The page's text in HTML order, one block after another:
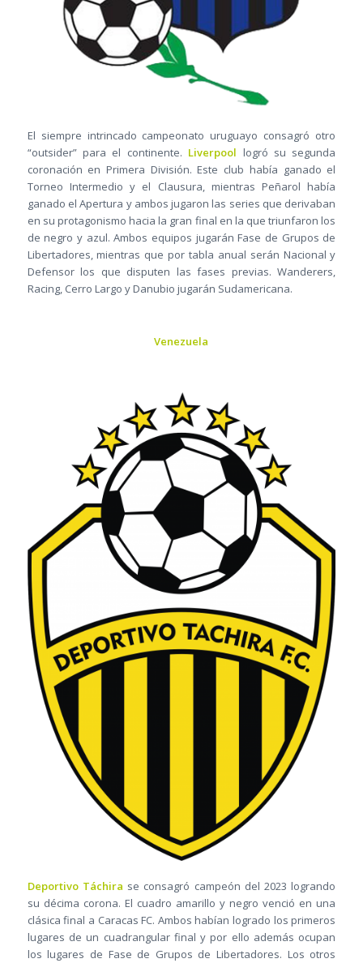
El siempre intrincado campeonato uruguayo consagró otro
“outsider” para el continente. Liverpool logró su segunda
coronación en Primera División. Este club había ganado el
Torneo Intermedio y el Clausura, mientras Peñarol había
ganado el Apertura y ambos jugaron las series que derivaban
en su protagonismo hacia la gran final en la que triunfaron los
de negro y azul. Ambos equipos jugarán Fase de Grupos de
Libertadores, mientras que por tabla anual serán Nacional y
Defensor los que disputen las fases previas. Wanderers,
Racing, Cerro Largo y Danubio jugarán Sudamericana.
Venezuela
Deportivo Táchira se consagró campeón del 2023 logrando
su décima corona. El cuadro amarillo y negro venció en una
clásica final a Caracas FC. Ambos habían logrado los primeros
lugares de un cuadrangular final y por ello además ocupan
los lugares de Fase de Grupos de Libertadores. Los otros